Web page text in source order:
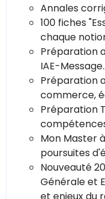
Annales
100 fiches
chaque
Préparation
IAE-
Préparation
commerce,
Préparation
Mon Master
poursuites
Nouveauté
Générale et
et enjeux du